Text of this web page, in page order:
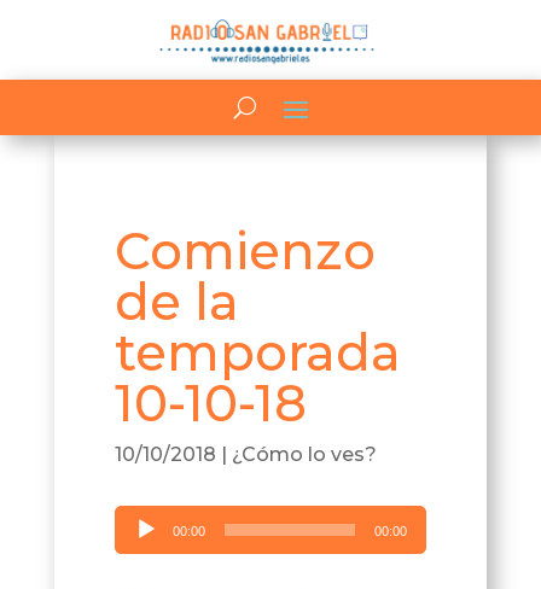
Comienzo
de la
temporada
10-10-18
10/10/2018 | ¿Cómo lo ves?
Reproductor
de
00:00 00:00